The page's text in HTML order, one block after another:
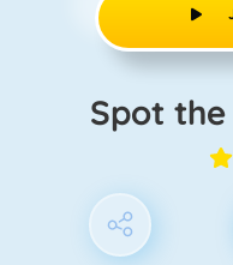
Spot